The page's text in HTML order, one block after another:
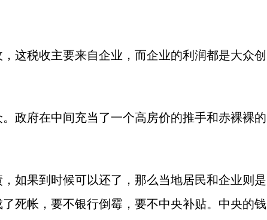
这税收主要来自企业，而企业的利润都是大众创
政府在中间充当了一个高房价的推手和赤裸裸的
如果到时候可以还了，那么当地居民和企业则是
死帐，要不银行倒霉，要不中央补贴。中央的钱